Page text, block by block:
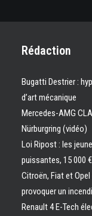
Rédaction
Bugatti Destrier :
d’art mécanique
Mercedes-AMG
Nürburgring (vidéo)
Loi Ripost : les
puissantes, 15 000
Citroën, Fiat et
provoquer un
Renault 4 E-Tech